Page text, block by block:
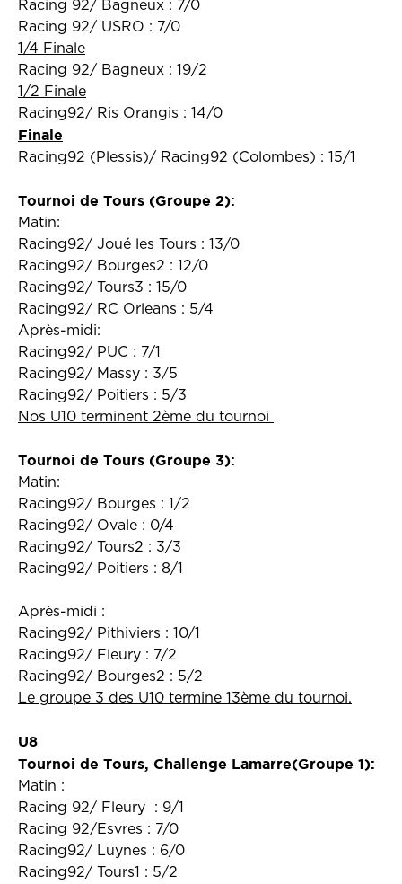
Racing 92/ Bagneux : 7/0
Racing 92/ USRO : 7/0
1/4 Finale
Racing 92/ Bagneux : 19/2
1/2 Finale
Racing92/ Ris Orangis : 14/0
Finale
Racing92 (Plessis)/ Racing92 (Colombes) : 15/1
Tournoi de Tours (Groupe 2):
Matin:
Racing92/ Joué les Tours : 13/0
Racing92/ Bourges2 : 12/0
Racing92/ Tours3 : 15/0
Racing92/ RC Orleans : 5/4
Après-midi:
Racing92/ PUC : 7/1
Racing92/ Massy : 3/5
Racing92/ Poitiers : 5/3
Nos U10 terminent 2ème du tournoi
Tournoi de Tours (Groupe 3):
Matin:
Racing92/ Bourges : 1/2
Racing92/ Ovale : 0/4
Racing92/ Tours2 : 3/3
Racing92/ Poitiers : 8/1
Après-midi :
Racing92/ Pithiviers : 10/1
Racing92/ Fleury : 7/2
Racing92/ Bourges2 : 5/2
Le groupe 3 des U10 termine 13ème du tournoi.
U8
Tournoi de Tours, Challenge Lamarre(Groupe 1):
Matin :
Racing 92/ Fleury : 9/1
Racing 92/Esvres : 7/0
Racing92/ Luynes : 6/0
Racing92/ Tours1 : 5/2